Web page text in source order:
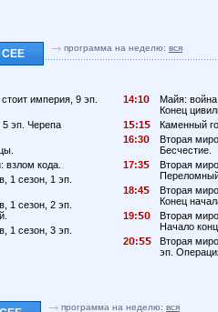
программа на неделю: вся
империя, 9 эп.
5 эп. Черепа
взлом кода.
1 сезон, 1 эп.
1 сезон, 2 эп.
1 сезон, 3 эп.
14:1
Майя: война
Конец
1
:1
Каменный
16:3
Вторая
Бесчестие.
17:3
Вторая
18:4
Вторая
Конец
19:
Вторая
Начало
2
:
Вторая
эп.
программа на неделю: вся